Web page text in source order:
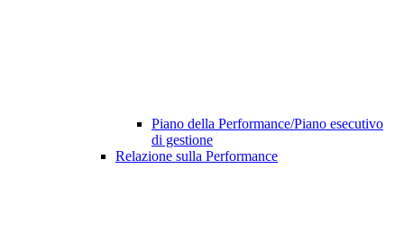
Piano della Performance/Piano esecutivo
di gestione
Relazione sulla Performance